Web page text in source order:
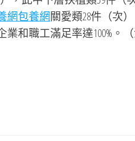
網包養網關愛類28件（次
和職工滿足率達100%。
（